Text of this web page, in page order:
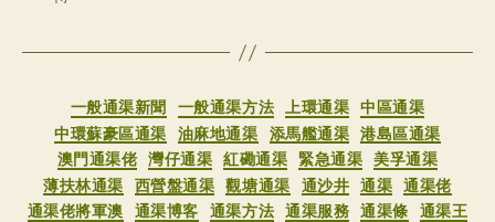
分
类
一般通渠新聞 一般通渠方法 上環通渠 中區通渠
中環蘇豪區通渠
油麻地通渠 添馬艦通渠 港島區通渠
澳門通渠佬 灣仔通渠 紅磡通渠 緊急通渠
美孚通渠
薄扶林通渠
西營盤通渠 觀塘通渠 通沙井 通渠 通渠佬
通渠佬將軍澳
通渠博客 通渠方法 通渠服務 通渠條
通渠王